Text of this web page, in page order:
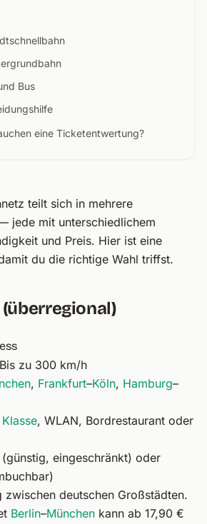
Bus
eine Ticketentwertung?
teilt sich in mehrere
jede mit unterschiedlichem
und Preis. Hier ist eine
du die richtige Wahl triffst.
Bis zu 300 km/h
, Frankfurt–Köln, Hamburg–
, WLAN, Bordrestaurant oder
(günstig, eingeschränkt) oder
zwischen deutschen Großstädten.
Berlin–München kann ab 17,90 €